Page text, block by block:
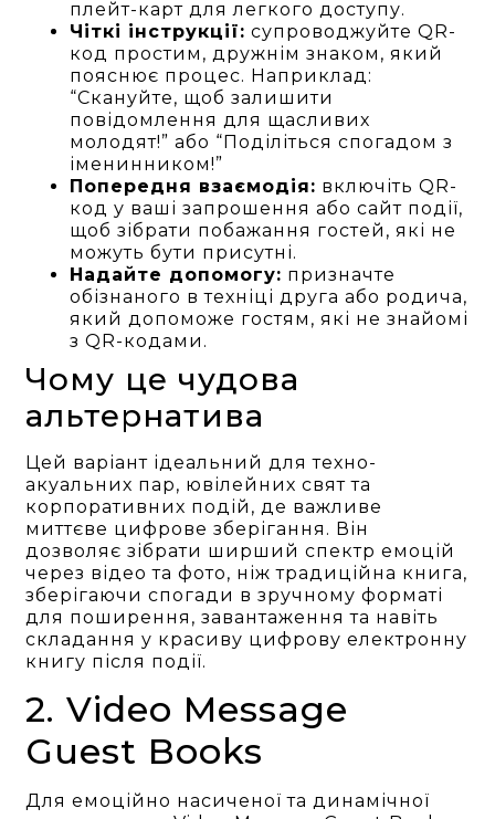
плейт-карт для легкого доступу.
Чіткі інструкції: супроводжуйте QR-
код простим, дружнім знаком, який
пояснює процес. Наприклад:
“Скануйте, щоб залишити
повідомлення для щасливих
молодят!” або “Поділіться спогадом з
іменинником!”
Попередня взаємодія: включіть QR-
код у ваші запрошення або сайт події,
щоб зібрати побажання гостей, які не
можуть бути присутні.
Надайте допомогу: призначте
обізнаного в техніці друга або родича,
який допоможе гостям, які не знайомі
з QR-кодами.
Чому це чудова
альтернатива
Цей варіант ідеальний для техно-
акуальних пар, ювілейних свят та
корпоративних подій, де важливе
миттєве цифрове зберігання. Він
дозволяє зібрати ширший спектр емоцій
через відео та фото, ніж традиційна книга,
зберігаючи спогади в зручному форматі
для поширення, завантаження та навіть
складання у красиву цифрову електронну
книгу після події.
2. Video Message
Guest Books
Для емоційно насиченої та динамічної